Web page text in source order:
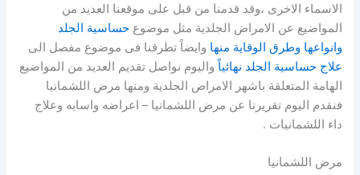
الاسماء الاخرى ،وقد قدمنا من قبل على موقعنا العديد من
المواضيع عن الامراض الجلدية مثل موضوعحساسية الجلد
وانواعها وطرق الوقاية منها وايضاً تطرقنا فى موضوع مفصل الى
علاج حساسية الجلد نهائياً واليوم نواصل تقديم العديد من المواضيع
الهامة المتعلقة باشهر الامراض الجلدية ومنها مرض اللشمانيا
فنقدم اليوم تقريرنا عن مرض اللشمانيا – اعراضه واسابه وعلاج
داء اللشمانيات .
مرض اللشمانيا